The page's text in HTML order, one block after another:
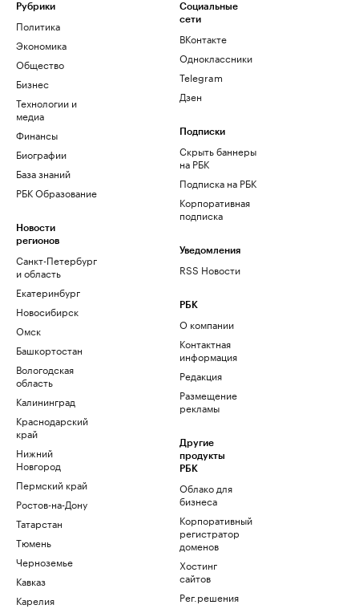
Рубрики
Политика
Экономика
Общество
Бизнес
Технологии и
медиа
Финансы
Биографии
База знаний
РБК Образование
Новости
регионов
Санкт-Петербург
и область
Екатеринбург
Новосибирск
Омск
Башкортостан
Вологодская
область
Калининград
Краснодарский
край
Нижний
Новгород
Пермский край
Ростов-на-Дону
Татарстан
Тюмень
Черноземье
Кавказ
Карелия
Социальные
сети
ВКонтакте
Одноклассники
Telegram
Дзен
Подписки
Скрыть баннеры
на РБК
Подписка на РБК
Корпоративная
подписка
Уведомления
RSS Новости
РБК
О компании
Контактная
информация
Редакция
Размещение
рекламы
Другие
продукты
РБК
Облако для
бизнеса
Корпоративный
регистратор
доменов
Хостинг
сайтов
Рег.решения